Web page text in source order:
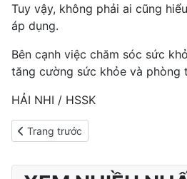
Tuy vậy, không phải ai cũng
áp dụng.
Bên cạnh việc chăm sóc sức
tăng cường sức khỏe và phòng
HẢI NHI / HSSK
Previous article: Làm sao để lựa
Trang trước